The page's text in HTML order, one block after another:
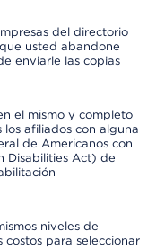
del directorio
usted abandone
enviarle las copias
el mismo y completo
los afiliados con alguna
de Americanos con
Disabilities Act) de
niveles de
para seleccionar